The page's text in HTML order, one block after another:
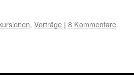
, Vorträge | 8 Kommentare